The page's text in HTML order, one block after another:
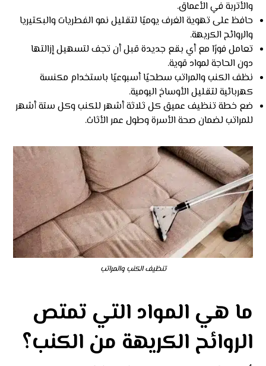
والأتربة في الأعماق.
حافظ على تهوية الغرف يوميًا لتقليل نمو الفطريات والبكتيريا
والروائح الكريهة.
تعامل فورًا مع أي بقع جديدة قبل أن تجف لتسهيل إزالتها
دون الحاجة لمواد قوية.
نظف الكنب والمراتب سطحيًا أسبوعيًا باستخدام مكنسة
كهربائية لتقليل الأوساخ اليومية.
ضع خطة تنظيف عميق كل ثلاثة أشهر للكنب وكل ستة أشهر
للمراتب لضمان صحة الأسرة وطول عمر الأثاث.
تنظيف الكنب والمراتب
ما هي المواد التي تمتص
الروائح الكريهة من الكنب؟